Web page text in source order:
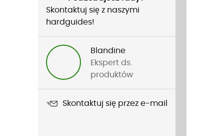
Skontaktuj się z naszymi
hardguides!
Blandine
Ekspert ds.
produktów
Skontaktuj się przez e-mail